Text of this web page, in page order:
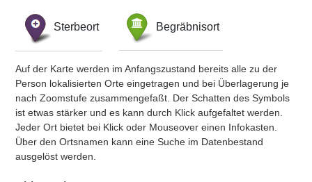
Sterbeort Begräbnisort
Auf der Karte werden im Anfangszustand bereits alle zu der
Person lokalisierten Orte eingetragen und bei Überlagerung je
nach Zoomstufe zusammengefaßt. Der Schatten des Symbols
ist etwas stärker und es kann durch Klick aufgefaltet werden.
Jeder Ort bietet bei Klick oder Mouseover einen Infokasten.
Über den Ortsnamen kann eine Suche im Datenbestand
ausgelöst werden.